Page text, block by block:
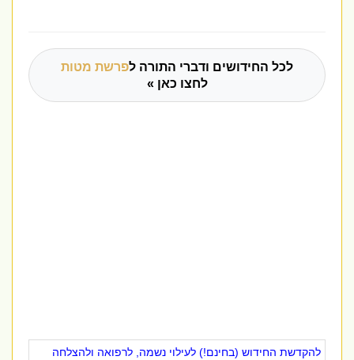
לכל החידושים ודברי התורה לפרשת מטות
לחצו כאן »
להקדשת החידוש (בחינם!) לעילוי נשמה, לרפואה ולהצלחה